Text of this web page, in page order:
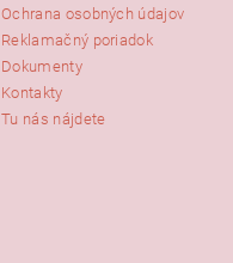
Ochrana osobných údajov
Reklamačný poriadok
Dokumenty
Kontakty
Tu nás nájdete